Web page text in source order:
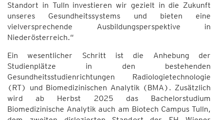
Standort in Tulln investieren wir gezielt in die Zukunft
unseres Gesundheitssystems und bieten eine
vielversprechende Ausbildungsperspektive in
Niederösterreich.“
Ein wesentlicher Schritt ist die Anhebung der
Studienplätze in den bestehenden
Gesundheitsstudienrichtungen Radiologietechnologie
(RT) und Biomedizinischen Analytik (BMA). Zusätzlich
wird ab Herbst 2025 das Bachelorstudium
Biomedizinische Analytik auch am Biotech Campus Tulln,